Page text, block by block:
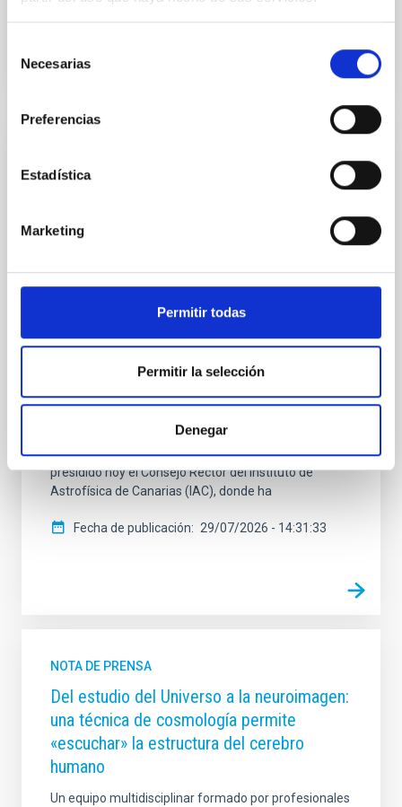
Necesarias
Preferencias
Estadística
Marketing
Permitir todas
Permitir la selección
Denegar
Diana Morant preside el Consejo Rector
España aportará 3,5 M€ extraordinarios en
La ministra ha felicitado al IAC por haber recuperado
Severo Ochoa para el periodo 2026-2029, el mayor
reconocimiento científico que puede recibir un centro
cómo el Instituto de Astrofísica de Canarias produce
conocimiento científico fundamental en la lucha
devastan distintos puntos de España. La ministra de
Ciencia, Innovación y Universidades, Diana Morant, ha
presidido hoy el Consejo Rector del Instituto de
Astrofísica de Canarias (IAC), donde ha
Fecha de publicación 29/07/2026 - 14:31:33
NOTA DE PRENSA
Del estudio del Universo a la neuroimagen:
una técnica de cosmología permite
«escuchar» la estructura del cerebro
humano
Un equipo multidisciplinar formado por profesionales